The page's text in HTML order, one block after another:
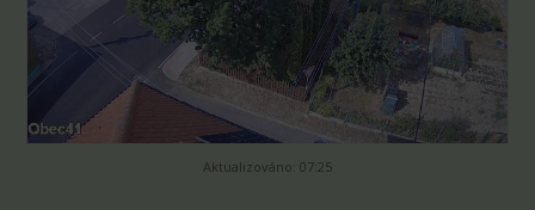
Aktualizováno: 07:25